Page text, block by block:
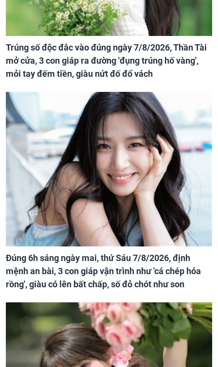
Trúng số độc đắc vào đúng ngày 7/8/2026, Thần Tài
mở cửa, 3 con giáp ra đường 'đụng trúng hố vàng',
mỏi tay đếm tiền, giàu nứt đố đổ vách
Đúng 6h sáng ngày mai, thứ Sáu 7/8/2026, định
mệnh an bài, 3 con giáp vận trình như 'cá chép hóa
rồng', giàu có lên bất chấp, số đỏ chót như son